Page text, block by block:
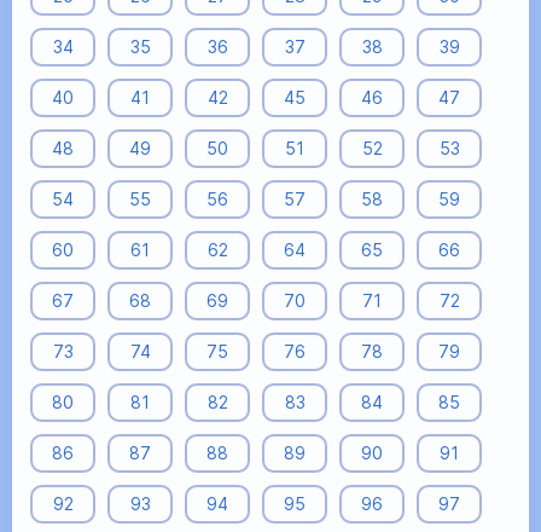
34 35 36 37 38 39
40 41 42 45 46 47
48 49 50 51 52 53
54 55 56 57 58 59
60 61 62 64 65 66
67 68 69 70 71 72
73 74 75 76 78 79
80 81 82 83 84 85
86 87 88 89 90 91
92 93 94 95 96 97